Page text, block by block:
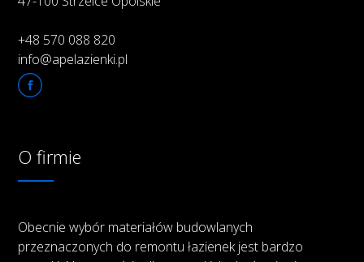
+48 570 088 820
info@apelazienki.pl
O firmie
Obecnie wybór materiałów budowlanych
przeznaczonych do remontu łazienek jest bardzo